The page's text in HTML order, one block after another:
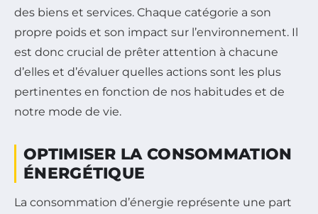
des biens et services. Chaque catégorie a son
propre poids et son impact sur l’environnement. Il
est donc crucial de prêter attention à chacune
d’elles et d’évaluer quelles actions sont les plus
pertinentes en fonction de nos habitudes et de
notre mode de vie.
OPTIMISER LA CONSOMMATION
ÉNERGÉTIQUE
La consommation d’énergie représente une part